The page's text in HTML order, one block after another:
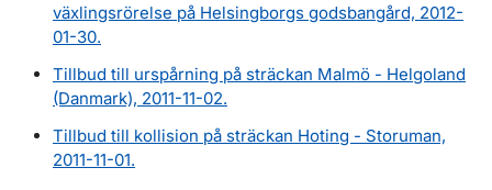
växlingsrörelse på Helsingborgs godsbangård, 2012-
01-30.
Tillbud till urspårning på sträckan Malmö - Helgoland
(Danmark), 2011-11-02.
Tillbud till kollision på sträckan Hoting - Storuman,
2011-11-01.